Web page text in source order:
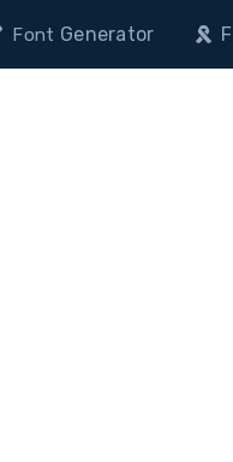
Font Generator